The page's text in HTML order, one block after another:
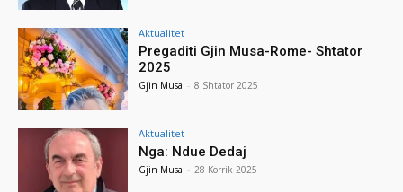
Aktualitet
Pregaditi Gjin Musa-Rome- Shtator
2025
Gjin Musa - 8 Shtator 2025
Aktualitet
Nga: Ndue Dedaj
Gjin Musa - 28 Korrik 2025